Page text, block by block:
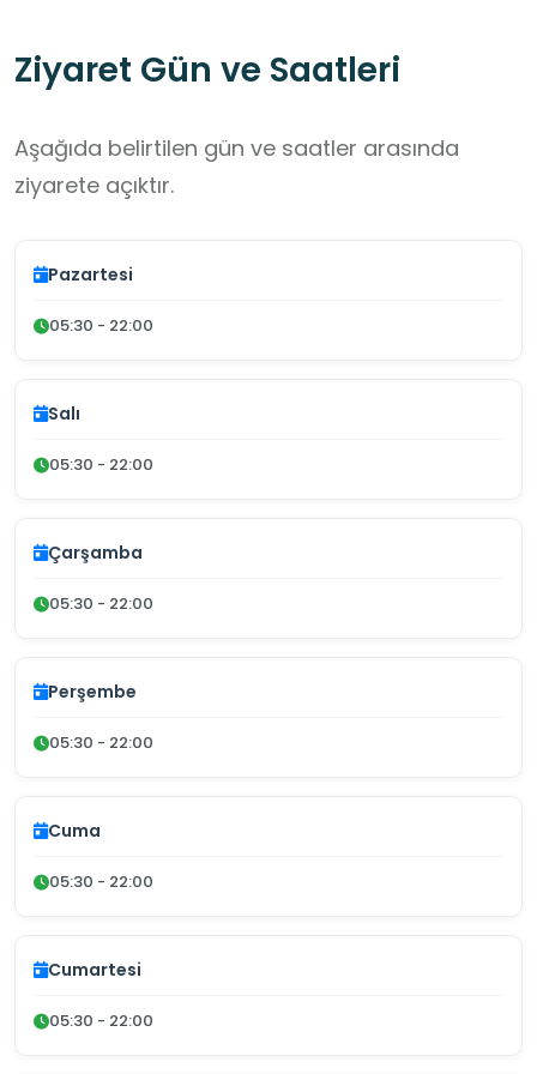
Ziyaret Gün ve Saatleri
Aşağıda belirtilen gün ve saatler arasında
ziyarete açıktır.
Pazartesi
05:30 - 22:00
Salı
05:30 - 22:00
Çarşamba
05:30 - 22:00
Perşembe
05:30 - 22:00
Cuma
05:30 - 22:00
Cumartesi
05:30 - 22:00